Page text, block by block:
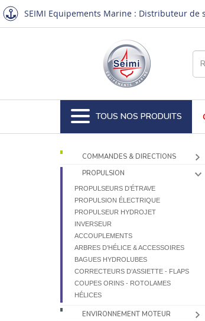
SEIMI Equipements Marine : Distributeur
TOUS NOS PRODUITS
COMMANDES & DIRECTIONS
PROPULSION
PROPULSEURS D’ÉTRAVE
PROPULSION ÉLECTRIQUE
PROPULSEUR HYDROJET
INVERSEUR
ACCOUPLEMENTS
ARBRES D’HÉLICE & ACCESSOIRES
BAGUES HYDROLUBES
CORRECTEURS D’ASSIETTE - FLAPS
COUPES ORINS - ROTOLAMES
HÉLICES
ENVIRONNEMENT MOTEUR